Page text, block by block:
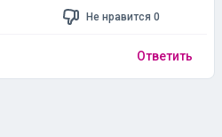
Не нравится 0
Ответить